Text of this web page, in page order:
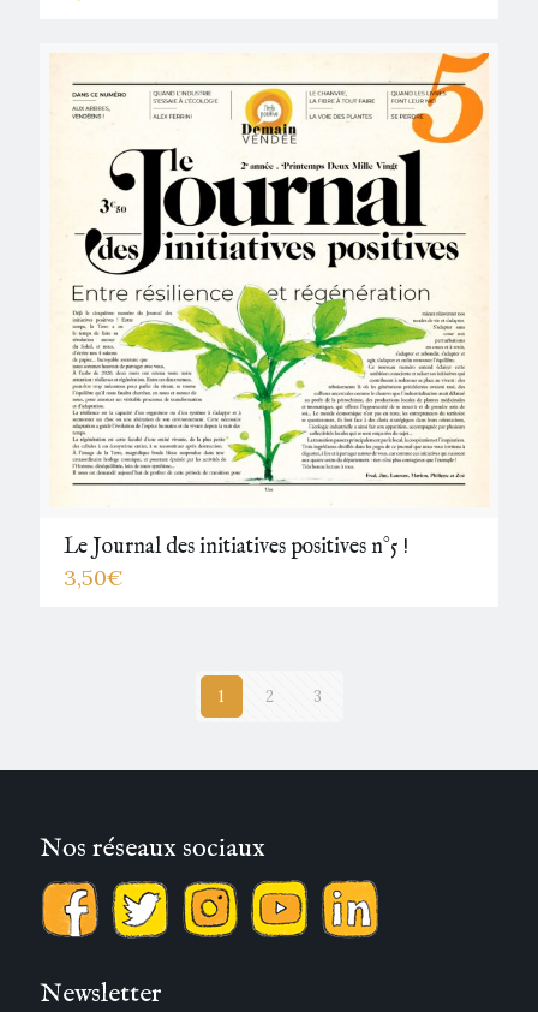
Le Journal des initiatives positives n°5 !
3,50€
1 2 3
Nos réseaux sociaux
Newsletter